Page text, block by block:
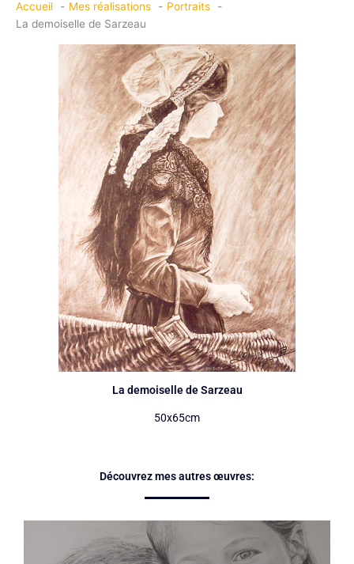
Accueil Mes réalisations
Portraits
La demoiselle de Sarzeau
La demoiselle de Sarzeau
50x65cm
Découvrez mes autres œuvres: